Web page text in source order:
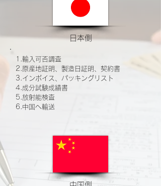
日本側
1.輸入可否調査
2.原産地証明、製造日証明、契約書
3.インボイス、パッキングリスト
4.成分試験成績書
5.放射能検査
6.中国へ輸送